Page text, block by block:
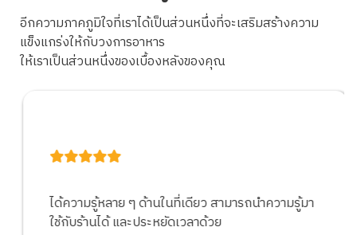
อีกความภาคภูมิใจที่เราได้เป็นส่วนหนึ่งที่จะเสริมสร้างความ
แข็งแกร่งให้กับวงการอาหาร
ให้เราเป็นส่วนหนึ่งของเบื้องหลังของคุณ
เป็นโอกาสดีๆ ที่ได้เรียนจากประสบการณ์ของผู้
ประกอบการร้านเหมือนกัน เรียนรู้จากความผิดพลาด